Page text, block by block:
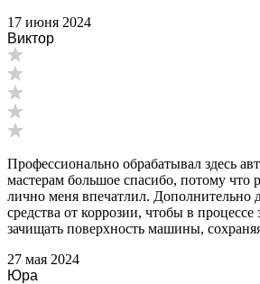
17 июня 2024
Виктор
Профессионально обрабатывал здесь
мастерам большое спасибо, потому что
лично меня впечатлил. Дополнительно
средства от коррозии, чтобы в процессе
зачищать поверхность машины,
27 мая 2024
Юра